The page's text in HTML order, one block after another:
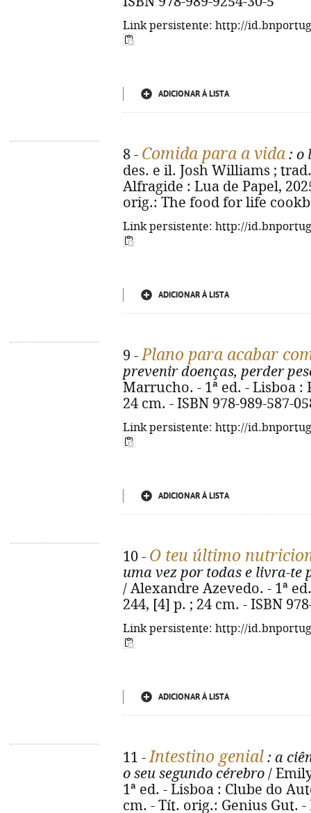
Link persistente: http://
ADICIONAR À LISTA
8 - Comida para a vida : o
des. e il. Josh Williams ;
Alfragide : Lua de Papel,
orig.: The food for life
Link persistente: http://
ADICIONAR À LISTA
9 -Plano para acabar
prevenir doenças, perder
Marrucho. - 1ª ed. - Lisboa :
24 cm. - ISBN 978-989-587-
Link persistente: http://
ADICIONAR À LISTA
10 - O teu último
uma vez por todas e livra-te
/ Alexandre Azevedo. - 1ª
244, [4] p. ; 24 cm. - ISBN
Link persistente: http://
ADICIONAR À LISTA
11 -Intestino genial : a
o seu segundo cérebro /
1ª ed. - Lisboa : Clube do
cm. - Tít. orig.: Genius Gut. -